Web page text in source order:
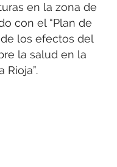
en la zona de
con el “Plan de
los efectos del
la salud en la